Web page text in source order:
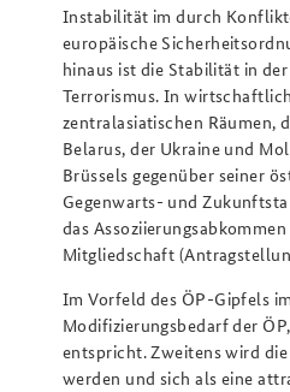
Instabilität im durch
europäische
hinaus ist die Stabilität in
Terrorismus. In
zentralasiatischen Räumen,
Belarus, der Ukraine und
Brüssels gegenüber seiner
Gegenwarts- und
das
Mitgliedschaft
Im Vorfeld des ÖP-Gipfels
Modifizierungsbedarf der
entspricht. Zweitens wird
werden und sich als eine